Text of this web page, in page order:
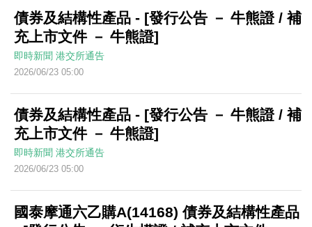
債券及結構性產品 - [發行公告 － 牛熊證 / 補
充上市文件 － 牛熊證]
即時新聞 港交所通告
2026/06/23 05:00
債券及結構性產品 - [發行公告 － 牛熊證 / 補
充上市文件 － 牛熊證]
即時新聞 港交所通告
2026/06/23 05:00
國泰摩通六乙購A(14168) 債券及結構性產品